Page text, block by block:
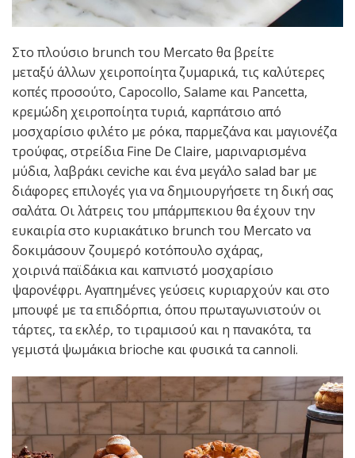
Στο πλούσιο brunch του Mercato θα βρείτε
μεταξύ άλλων χειροποίητα ζυμαρικά, τις καλύτερες
κοπές προσούτο, Capocollo, Salame και Pancetta,
κρεμώδη χειροποίητα τυριά, καρπάτσιο από
μοσχαρίσιο φιλέτο με ρόκα, παρμεζάνα και μαγιονέζα
τρούφας, στρείδια Fine De Claire, μαριναρισμένα
μύδια, λαβράκι ceviche και ένα μεγάλο salad bar με
διάφορες επιλογές για να δημιουργήσετε τη δική σας
σαλάτα. Οι λάτρεις του μπάρμπεκιου θα έχουν την
ευκαιρία στο κυριακάτικο brunch του Mercato να
δοκιμάσουν ζουμερό κοτόπουλο σχάρας,
χοιρινά παϊδάκια και καπνιστό μοσχαρίσιο
ψαρονέφρι. Αγαπημένες γεύσεις κυριαρχούν και στο
μπουφέ με τα επιδόρπια, όπου πρωταγωνιστούν οι
τάρτες, τα εκλέρ, το τιραμισού και η πανακότα, τα
γεμιστά ψωμάκια brioche και φυσικά τα cannoli.